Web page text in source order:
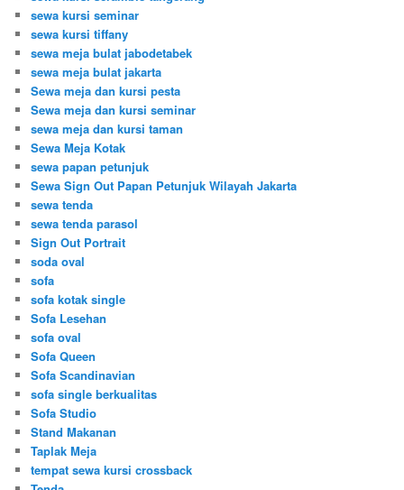
sewa kursi seminar
sewa kursi tiffany
sewa meja bulat jabodetabek
sewa meja bulat jakarta
Sewa meja dan kursi pesta
Sewa meja dan kursi seminar
sewa meja dan kursi taman
Sewa Meja Kotak
sewa papan petunjuk
Sewa Sign Out Papan Petunjuk Wilayah Jakarta
sewa tenda
sewa tenda parasol
Sign Out Portrait
soda oval
sofa
sofa kotak single
Sofa Lesehan
sofa oval
Sofa Queen
Sofa Scandinavian
sofa single berkualitas
Sofa Studio
Stand Makanan
Taplak Meja
tempat sewa kursi crossback